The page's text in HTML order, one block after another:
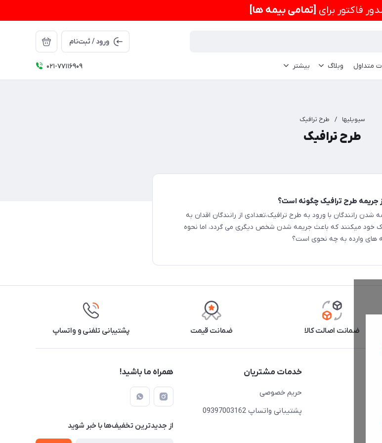
فاکتور برای [تمامی بیمه ها]
ورود / ثبت‌نام
متداول وبلاگ بیشتر 021-77116909
سیویلیها / طرح ترافیک
طرح ترافیک
جریمه طرح ترافیک چگونه است؟
شدن رانندگان با ورود به طرح ترافیک،تعدادی از رانندگان اقدان به
خود میکنند که باعث جریمه شدن شخص دیگری می گردد، اما نحوه
های وارده به چه نحوی است؟
ضمانت اصالت کالا ضمانت قیمت پشتیبانی تلفنی و واتساپ
خدمات مشتریان
حریم خصوصی
پشتیبانی واتساپ 09397003162
همراه ما باشید!
از جدید‌ترین تخفیف‌ها با‌ خبر شوید